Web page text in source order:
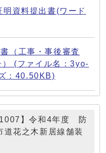
資料提出書(ワード
（工事・事後審査
） (ファイル名：3yo-
：40.50KB)
】令和4年度 防
花之木新居線舗装